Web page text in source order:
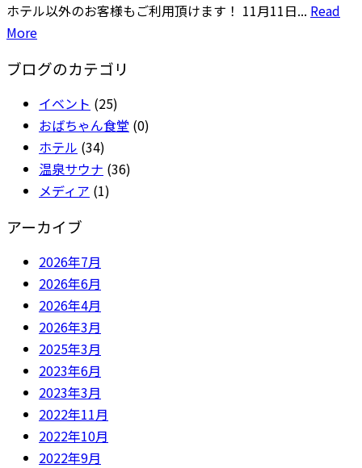
ホテル以外のお客様もご利用頂けます！ 11月11日... Read
More
ブログのカテゴリ
イベント (25)
おばちゃん食堂 (0)
ホテル (34)
温泉サウナ (36)
メディア (1)
アーカイブ
2026年7月
2026年6月
2026年4月
2026年3月
2025年3月
2023年6月
2023年3月
2022年11月
2022年10月
2022年9月